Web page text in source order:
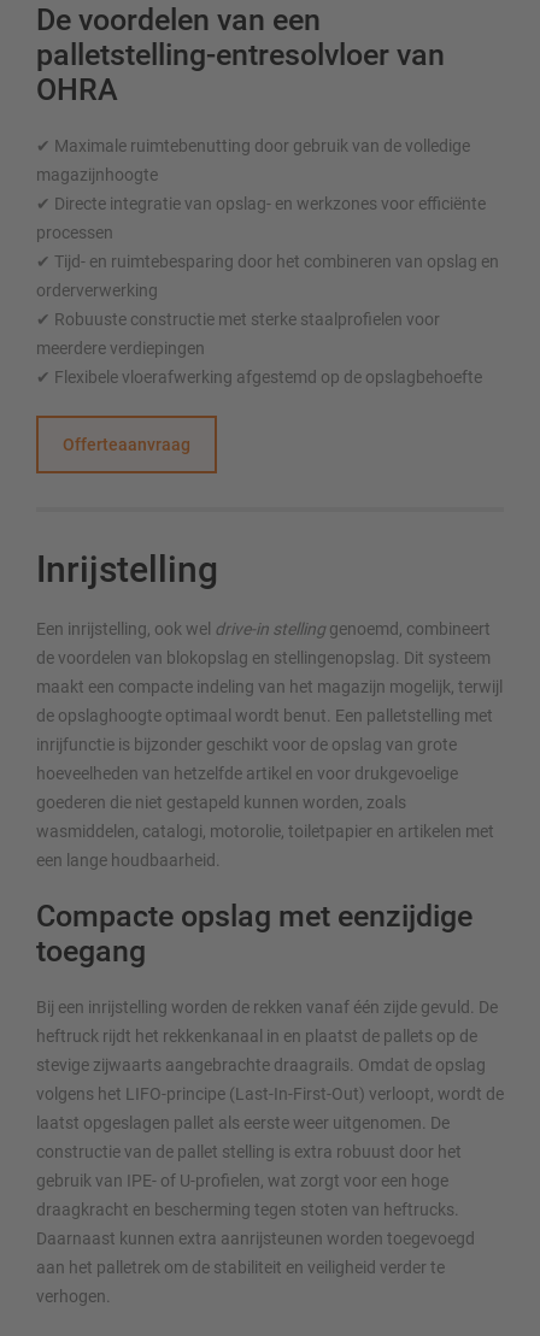
De voordelen van een
palletstelling-entresolvloer van
OHRA
✔ Maximale ruimtebenutting door gebruik van de volledige
magazijnhoogte
✔ Directe integratie van opslag- en werkzones voor efficiënte
processen
✔ Tijd- en ruimtebesparing door het combineren van opslag en
orderverwerking
✔ Robuuste constructie met sterke staalprofielen voor
meerdere verdiepingen
✔ Flexibele vloerafwerking afgestemd op de opslagbehoefte
Offerteaanvraag
Inrijstelling
Een inrijstelling, ook wel drive-in stelling genoemd, combineert
de voordelen van blokopslag en stellingenopslag. Dit systeem
maakt een compacte indeling van het magazijn mogelijk, terwijl
de opslaghoogte optimaal wordt benut. Een palletstelling met
inrijfunctie is bijzonder geschikt voor de opslag van grote
hoeveelheden van hetzelfde artikel en voor drukgevoelige
goederen die niet gestapeld kunnen worden, zoals
wasmiddelen, catalogi, motorolie, toiletpapier en artikelen met
een lange houdbaarheid.
Compacte opslag met eenzijdige
toegang
Bij een inrijstelling worden de rekken vanaf één zijde gevuld. De
heftruck rijdt het rekkenkanaal in en plaatst de pallets op de
stevige zijwaarts aangebrachte draagrails. Omdat de opslag
volgens het LIFO-principe (Last-In-First-Out) verloopt, wordt de
laatst opgeslagen pallet als eerste weer uitgenomen. De
constructie van de pallet stelling is extra robuust door het
gebruik van IPE- of U-profielen, wat zorgt voor een hoge
draagkracht en bescherming tegen stoten van heftrucks.
Daarnaast kunnen extra aanrijsteunen worden toegevoegd
aan het palletrek om de stabiliteit en veiligheid verder te
verhogen.